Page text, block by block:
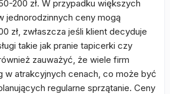
200 zł. W przypadku większych
jednorodzinnych ceny mogą
zł, zwłaszcza jeśli klient decyduje
takie jak pranie tapicerki czy
zauważyć, że wiele firm
w atrakcyjnych cenach, co może być
regularne sprzątanie. Ceny